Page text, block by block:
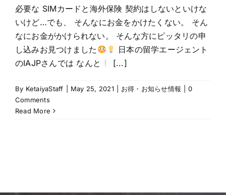
必要な SIMカードと海外保険 契約はしないといけな
いけど…でも、 そんなにお金をかけたくない。 そん
なにお金がかけられない。 そんな方にピッタリの申
し込みお見つけました
日本の留学エージェント
のIAJPさんでは なんと
[...]
By KetaiyaStaff May 25, 2021 お得・お知らせ情報
0
Comments
Read More